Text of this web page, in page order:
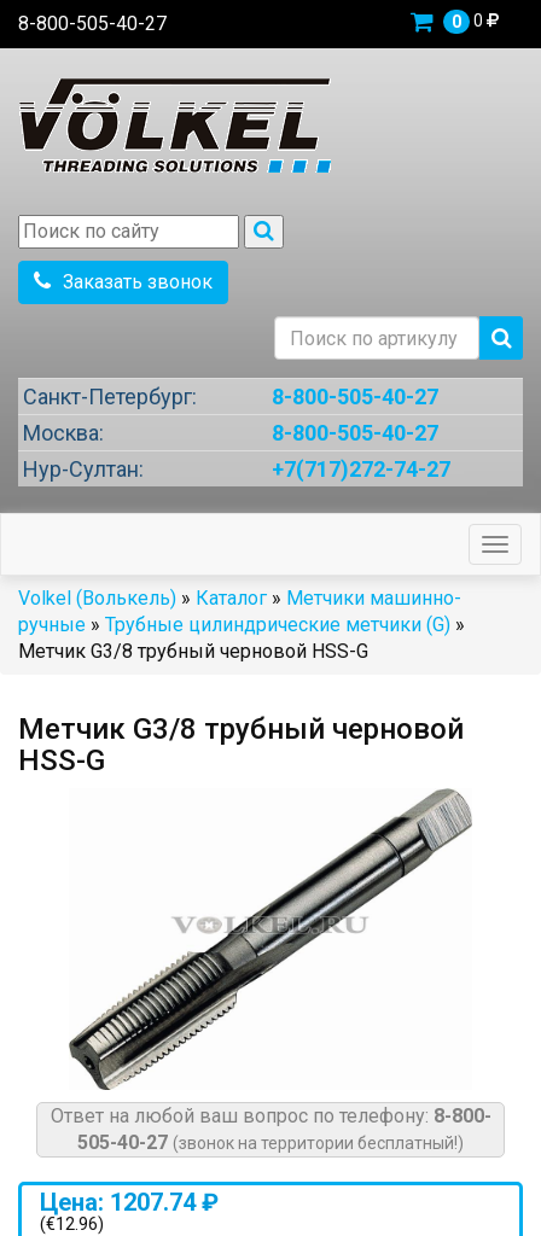
8-800-505-40-27 0 0
Заказать звонок
Санкт-Петербург:
8-800-505-40-27
Москва:
8-800-505-40-27
Нур-Султан:
+7(717)272-74-27
Volkel (Волькель) » Каталог » Метчики машинно-
ручные » Трубные цилиндрические метчики (G) »
Метчик G3/8 трубный черновой HSS-G
Метчик G3/8 трубный черновой
HSS-G
Ответ на любой ваш вопрос по телефону: 8-800-
505-40-27 (звонок на территории бесплатный!)
Цена: 1207.74 ₽
(€12.96)